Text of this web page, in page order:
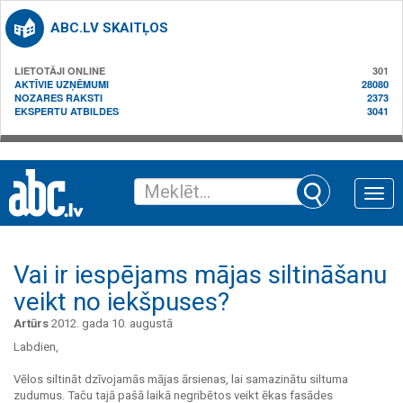
ABC.LV SKAITĻOS
LIETOTĀJI ONLINE
301
AKTĪVIE UZŅĒMUMI
28080
NOZARES RAKSTI
2373
EKSPERTU ATBILDES
3041
Toggle
Vai ir iespējams mājas siltināšanu
veikt no iekšpuses?
Artūrs 2012. gada 10. augustā
Labdien,
Vēlos siltināt dzīvojamās mājas ārsienas, lai samazinātu siltuma
zudumus. Taču tajā pašā laikā negribētos veikt ēkas fasādes